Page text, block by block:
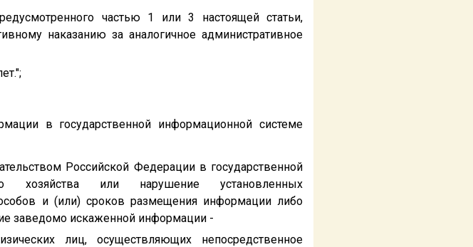
частью 1 или 3 настоящей статьи,
наказанию за аналогичное административное
в государственной информационной системе
Российской Федерации в государственной
хозяйства или нарушение установленных
и (или) сроков размещения информации либо
заведомо искаженной информации -
лиц, осуществляющих непосредственное